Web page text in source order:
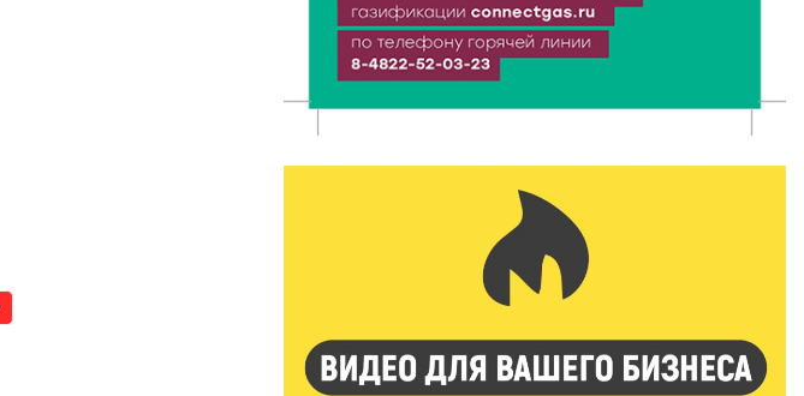
5 Авг 2026 21:02 350
От детских площадок до спортивных арен: в
Калининском округе подвели итоги программы
5 Авг 2026 20:02 268
Большая гонка на Волге: 8 августа Калязин станет
центром всероссийского велоспорта
372
Максатихинском округе завершился молодёжный
фестиваль